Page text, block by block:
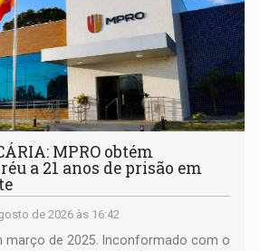
MPRO obtém
a 21 anos de prisão em
de 2026 às 16:42
março de 2025. Inconformado com o